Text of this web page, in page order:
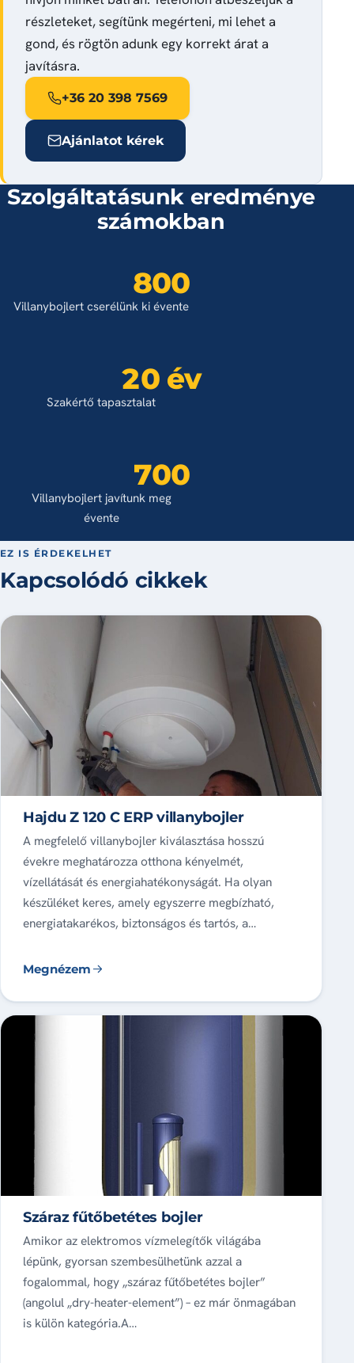
részleteket, segítünk megérteni, mi lehet a
gond, és rögtön adunk egy korrekt árat a
javításra.
+36 20 398 7569
Ajánlatot kérek
Szolgáltatásunk eredménye
számokban
800
Villanybojlert cserélünk ki évente
20 év
Szakértő tapasztalat
700
Villanybojlert javítunk meg
évente
EZ IS ÉRDEKELHET
Kapcsolódó cikkek
Hajdu Z 120 C ERP villanybojler
A megfelelő villanybojler kiválasztása hosszú
évekre meghatározza otthona kényelmét,
vízellátását és energiahatékonyságát. Ha olyan
készüléket keres, amely egyszerre megbízható,
energiatakarékos, biztonságos és tartós, a…
Megnézem
Száraz fűtőbetétes bojler
Amikor az elektromos vízmelegítők világába
lépünk, gyorsan szembesülhetünk azzal a
fogalommal, hogy „száraz fűtőbetétes bojler”
(angolul „dry-heater-element”) – ez már önmagában
is külön kategória.A…